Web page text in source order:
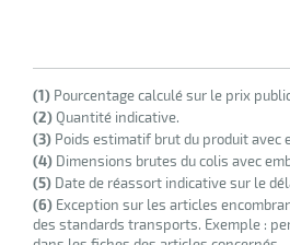
(1) Pourcentage calculé sur le prix
(2)Quantité indicative.
(3) Poids estimatif brut du produit
(4) Dimensions brutes du colis avec
(5) Date de réassort indicative sur le
(6) Exception sur les articles
des standards transports. Exemple :